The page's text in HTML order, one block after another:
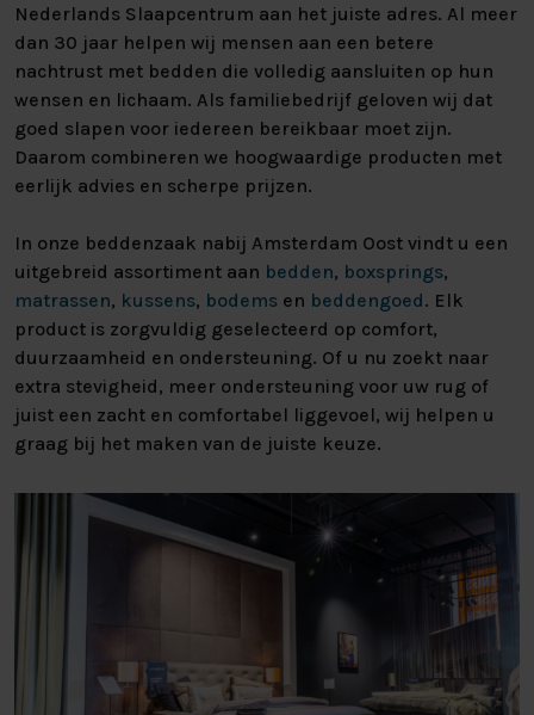
Nederlands Slaapcentrum aan het juiste adres. Al meer
dan 30 jaar helpen wij mensen aan een betere
nachtrust met bedden die volledig aansluiten op hun
wensen en lichaam. Als familiebedrijf geloven wij dat
goed slapen voor iedereen bereikbaar moet zijn.
Daarom combineren we hoogwaardige producten met
eerlijk advies en scherpe prijzen.
In onze beddenzaak nabij Amsterdam Oost vindt u een
uitgebreid assortiment aan bedden, boxsprings,
matrassen, kussens, bodems en beddengoed. Elk
product is zorgvuldig geselecteerd op comfort,
duurzaamheid en ondersteuning. Of u nu zoekt naar
extra stevigheid, meer ondersteuning voor uw rug of
juist een zacht en comfortabel liggevoel, wij helpen u
graag bij het maken van de juiste keuze.